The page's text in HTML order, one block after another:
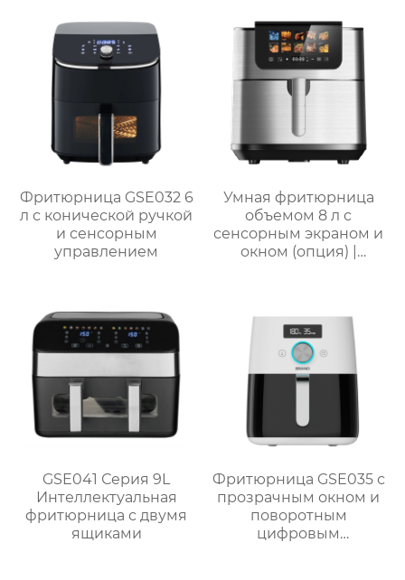
управлением
Фритюрница GSE032 6
л с конической ручкой
и сенсорным
управлением
Умная фритюрница
объемом 8 л с
сенсорным экраном и
окном (опция) |
GSE041 Серия 9L
Интеллектуальная
фритюрница с двумя
ящиками
Фритюрница GSE035 с
прозрачным окном и
поворотным
цифровым